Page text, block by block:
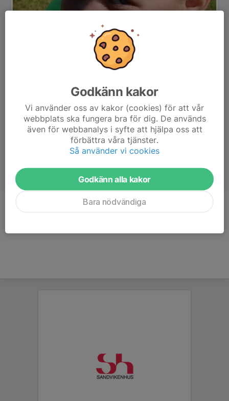
Godkänn kakor
Vi använder oss av kakor (cookies) för att vår
webbplats ska fungera bra för dig. De används
även för webbanalys i syfte att hjälpa oss att
förbättra våra tjänster.
Så använder vi cookies
Godkänn alla kakor
Bara nödvändiga